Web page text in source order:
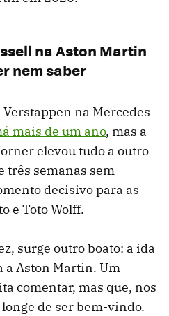
na Aston Martin
nem saber
na Mercedes
mais de um ano, mas a
elevou tudo a outro
três semanas sem
decisivo para as
e Toto Wolff.
surge outro boato: a ida
a Aston Martin. Um
comentar, mas que, nos
de ser bem-vindo.